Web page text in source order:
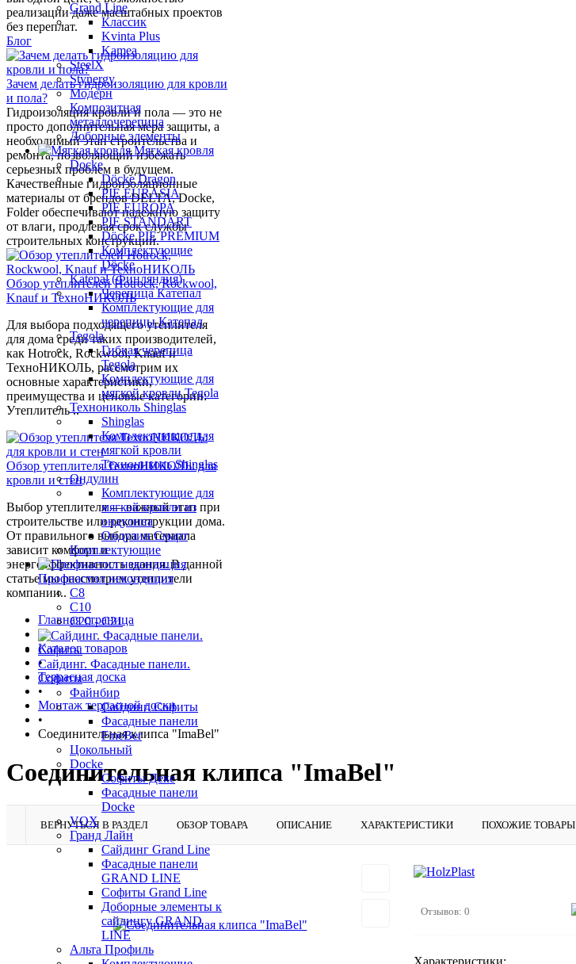
Grand Line
Классик
Kvinta Plus
Kamea
SteelX
Stynergy
Модерн
Композитная
металлочерепица
Доборные элементы
Мягкая кровля
Docke
Döcke Dragon
PIE EURASIA
PIE EUROPA
PIE STANDART
Döcke PIE PREMIUM
Комплектующие
Döcke
Katepal (Финляндия)
Черепица Катепал
Комплектующие для
черепицы Катепал
Tegola
Гибкая черепица
Tegola
Комплектующие для
мягкой кровли Tegola
Технониколь Shinglas
Shinglas
Комплектующие для
мягкой кровли
Технониколь Shinglas
Ондулин
Комплектующие для
мягкой кровли из
ондулина
Ондулин Смарт
Комплектующие
Профнастил некондиция
C8
C10
С20 - С21
Сайдинг. Фасадные панели.
Софиты
Файнбир
Сайдинг. Софиты
Фасадные панели
FineBer
Цокольный
Docke
Софиты Деке
Фасадные панели
Docke
VOX
Гранд Лайн
Сайдинг Grand Line
Фасадные панели
GRAND LINE
Софиты Grand Line
Доборные элементы к
сайдингу GRAND
LINE
Альта Профиль
реализации даже масштабных проектов
без переплат.
Блог
Зачем делать гидроизоляцию для кровли
и пола?
Гидроизоляция кровли и пола — это не
просто дополнительная мера защиты, а
необходимый этап строительства и
ремонта, позволяющий избежать
серьезных проблем в будущем.
Качественные гидроизоляционные
материалы от брендов DELTA, Docke,
Folder обеспечивают надежную защиту
от влаги, продлевая срок службы
строительных конструкций.
Обзор утеплителей Hotrock, Rockwool,
Knauf и ТехноНИКОЛЬ
Для выбора подходящего утеплителя
для дома среди таких производителей,
как Hotrock, Rockwool, Knauf и
ТехноНИКОЛЬ, рассмотрим их
основные характеристики,
преимущества и ценовые категории:
Утеплитель ..
Обзор утеплителя ТехноНИКОЛЬ: для
кровли и стен
Выбор утеплителя — важный этап при
строительстве или реконструкции дома.
От правильного выбора материала
зависит комфорт и
энергоэффективность здания. В данной
статье мы рассмотрим утеплители
компании..
Главная страница
•
Каталог товаров
•
Террасная доска
•
Монтаж террасной доски
•
Соединительная клипса "ImaBel"
Соединительная клипса "ImaBel"
ВЕРНУТЬСЯ В РАЗДЕЛ ОБЗОР ТОВАРА ОПИСАНИЕ ХАРАКТЕРИСТИКИ ПОХОЖИЕ ТОВАРЫ
Отзывов: 0